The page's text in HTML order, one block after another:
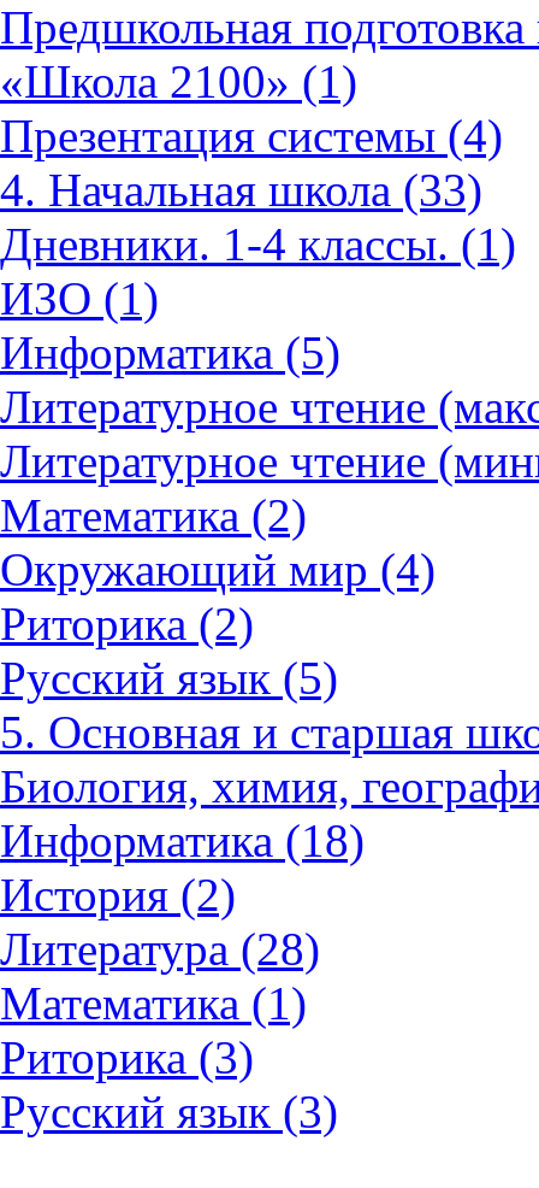
Предшкольная
«Школа 2100» (1)
Презентация системы (4)
4. Начальная школа (33)
Дневники. 1-4 классы. (1)
ИЗО (1)
Информатика (5)
Литературное чтение
Литературное чтение
Математика (2)
Окружающий мир (4)
Риторика (2)
Русский язык (5)
5. Основная и старшая
Биология, химия,
Информатика (18)
История (2)
Литература (28)
Математика (1)
Риторика (3)
Русский язык (3)